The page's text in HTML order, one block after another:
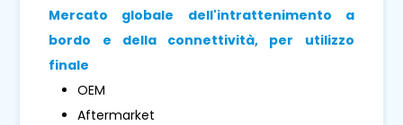
Mercato globale dell'intrattenimento a
bordo e della connettività, per utilizzo
finale
OEM
Aftermarket